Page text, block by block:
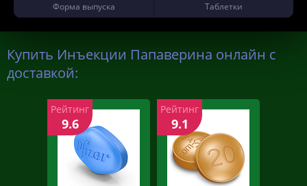
Форма выпуска
Таблетки
Купить Инъекции Папаверина онлайн с
доставкой:
Рейтинг
9.6
Рейтинг
9.1